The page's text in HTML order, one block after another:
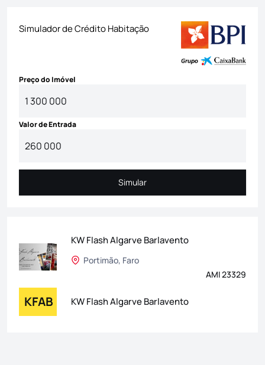
Simulador de Crédito Habitação
Preço do Imóvel
Valor de Entrada
Simular
Simular
KW Flash Algarve Barlavento
Portimão, Faro
AMI 23329
KFAB KW Flash Algarve Barlavento